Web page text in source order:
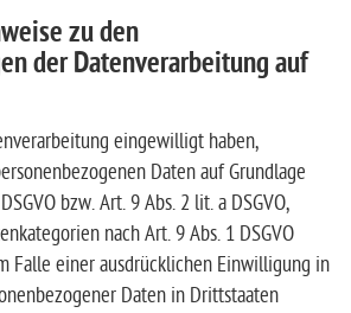
zu den
der Datenverarbeitung auf
eingewilligt haben,
Daten auf Grundlage
bzw. Art. 9 Abs. 2 lit. a DSGVO,
nach Art. 9 Abs. 1 DSGVO
Falle einer ausdrücklichen Einwilligung in
Daten in Drittstaaten